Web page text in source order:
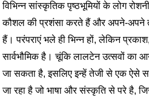
विभिन्न सांस्कृतिक पृष्ठभूमियों के लोग
कौशल की प्रशंसा करते हैं और अपने-
हैं। परंपराएं भले ही भिन्न हों, लेकिन
सार्वभौमिक है। चूंकि लालटेन उत्सवों का
जा सकता है, इसलिए इन्हें तेजी से एक ऐसे
जा रहा है जो भाषा और संस्कृति से परे है,